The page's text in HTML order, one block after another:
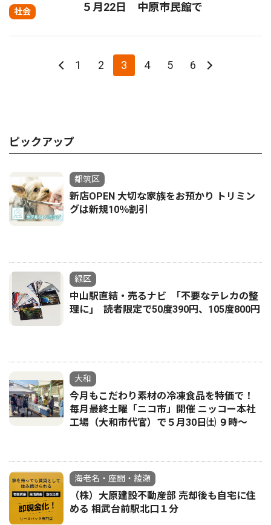
社会
５月22日 中原市民館で
1 2 3 4 5 6
ピックアップ
都筑区
新店OPEN 大切な家族をお預かり トリミン
グは新規10％割引
緑区
中山駅直結・売るナビ ｢不要なテレカの整
理に｣ 読者限定で50度390円、105度800円
大和
今月もこだわり素材の冷凍食品を特価で！
毎月最終土曜「ニコ市」開催 ニッコー本社
工場（大和市代官）で５月30日㈯ ９時～
海老名・座間・綾瀬
（株）大原建設不動産部 売却後も自宅に住
める 相武台前駅北口１分